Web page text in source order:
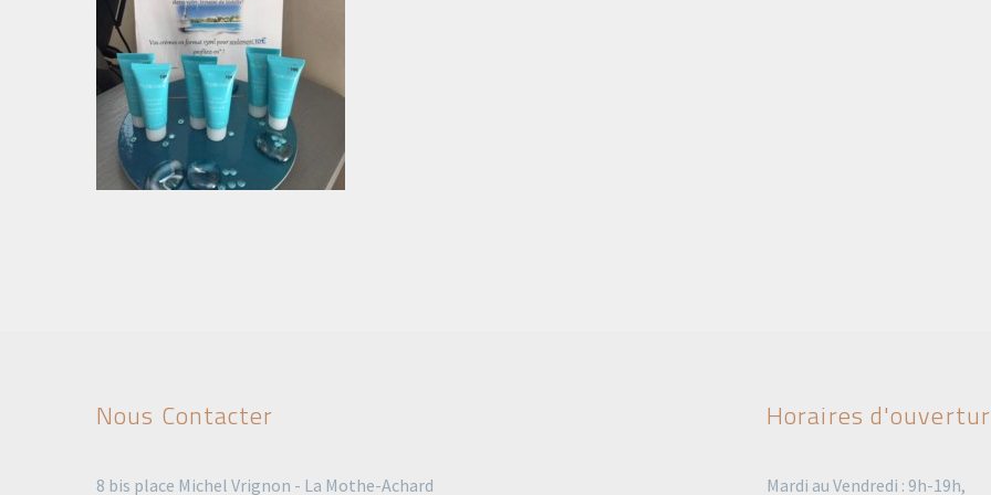
Nous Contacter
8 bis place Michel Vrignon - La Mothe-Achard
Horaires
Mardi au Vendredi : 9h-19h,